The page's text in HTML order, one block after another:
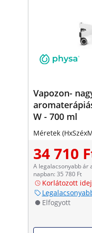
Vapozon-
W - 700 ml
Méretek
34 710
A legalacsonyabb ár
napban: 35 780 Ft
Korlátozott
Elfogyott